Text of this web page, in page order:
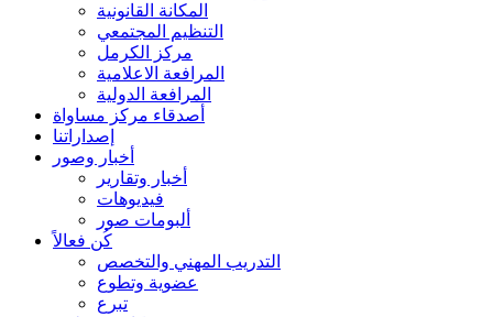
المكانة القانونية
التنظيم المجتمعي
مركز الكرمل
المرافعة الاعلامية
المرافعة الدولية
أصدقاء مركز مساواة
إصداراتنا
أخبار وصور
أخبار وتقارير
فيديوهات
ألبومات صور
كُن فعالاً
التدريب المهني والتخصص
عضوية وتطوع
تبرع